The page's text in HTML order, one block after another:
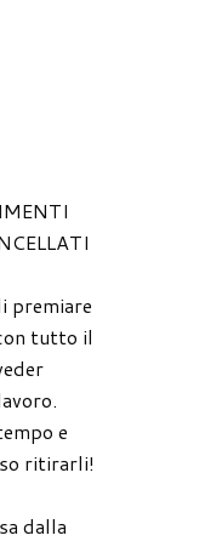
premiare
tutto il
e
ritirarli!
dalla